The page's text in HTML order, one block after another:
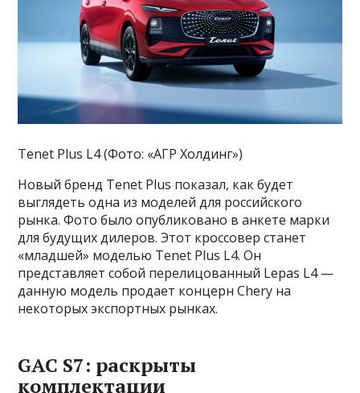
Tenet Plus L4 (Фото: «АГР Холдинг»)
Новый бренд Tenet Plus показал, как будет
выглядеть одна из моделей для российского
рынка. Фото было опубликовано в анкете марки
для будущих дилеров. Этот кроссовер станет
«младшей» моделью Tenet Plus L4. Он
представляет собой перелицованный Lepas L4 —
данную модель продает концерн Chery на
некоторых экспортных рынках.
GAC S7: раскрыты
комплектации